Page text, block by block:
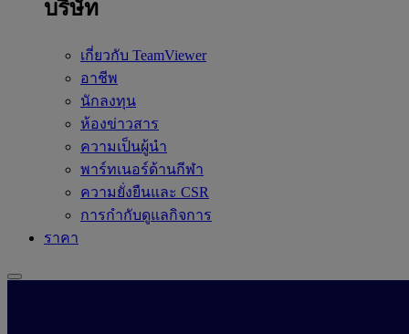
บริษัท
เกี่ยวกับ TeamViewer
อาชีพ
นักลงทุน
ห้องข่าวสาร
ความเป็นผู้นำ
พาร์ทเนอร์ด้านกีฬา
ความยั่งยืนและ CSR
การกำกับดูแลกิจการ
ราคา